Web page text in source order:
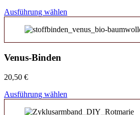
Ausführung wählen
Venus-Binden
20,50 €
Ausführung wählen